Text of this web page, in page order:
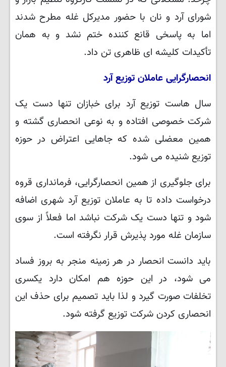
شورای آرد و نان با حضور مدیرکل غله مطرح شدند
اما به پاسخی قانع کننده ختم نشد و به همان
تأکیدات کلیشه ای ظاهری تن داد.
انحصارگرایی عاملان توزیع آرد
سال هاست توزیع آرد برای خبازان تنها دست یک
شرکت خصوصی افتاده و به نوعی انحصاری گشته و
همین معضلی شده که جاهایی اعتراض در حوزه
توزیع شنیده می شود.
برای جلوگیری از همین انحصارگرایی، فرمانداری قروه
درخواست داده تا به عاملان توزیع آرد شهری اضافه
شود و تنها دست یک شرکت نباشد اما فعلاً از سوی
سازمان غله مورد پذیرش قرار نگرفته است.
باید دانست انحصار در هر زمینه منجر به بروز فساد
می شود، در این حوزه هم امکان دارد یکسری
تخلفات صورت گیرد و لذا باید تصمیم برای حذف این
انحصاری کردن شرکت توزیع گرفته شود.